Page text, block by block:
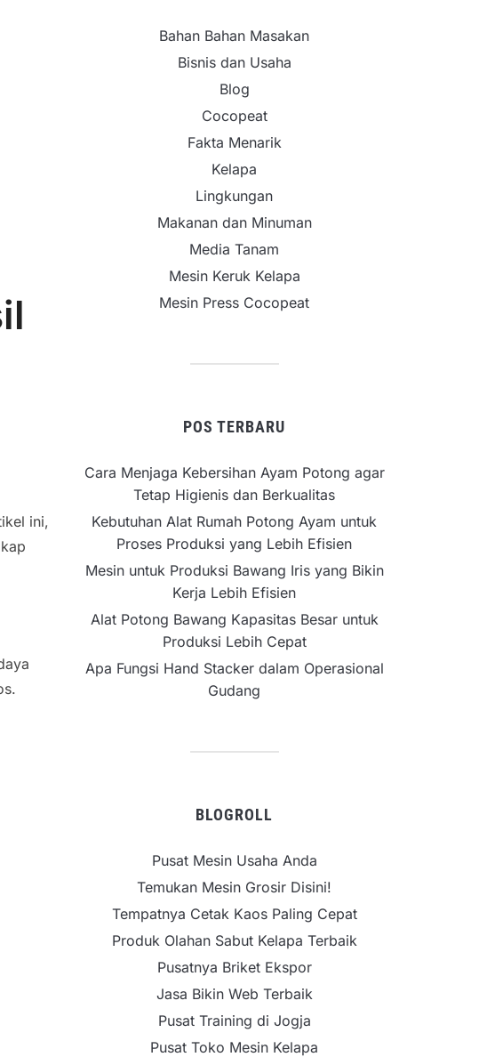
ini,
Bahan Bahan Masakan
Bisnis dan Usaha
Blog
Cocopeat
Fakta Menarik
Kelapa
Lingkungan
Makanan dan Minuman
Media Tanam
Mesin Keruk Kelapa
Mesin Press Cocopeat
POS TERBARU
Cara Menjaga Kebersihan Ayam Potong agar
Tetap Higienis dan Berkualitas
Kebutuhan Alat Rumah Potong Ayam untuk
Proses Produksi yang Lebih Efisien
Mesin untuk Produksi Bawang Iris yang Bikin
Kerja Lebih Efisien
Alat Potong Bawang Kapasitas Besar untuk
Produksi Lebih Cepat
Apa Fungsi Hand Stacker dalam Operasional
Gudang
BLOGROLL
Pusat Mesin Usaha Anda
Temukan Mesin Grosir Disini!
Tempatnya Cetak Kaos Paling Cepat
Produk Olahan Sabut Kelapa Terbaik
Pusatnya Briket Ekspor
Jasa Bikin Web Terbaik
Pusat Training di Jogja
Pusat Toko Mesin Kelapa